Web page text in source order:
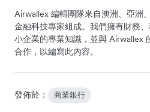
Airwallex 編輯團隊來自澳洲、亞洲
金融科技專家組成。我們擁有財務
小企業的專業知識，並與 Airwallex
合作，以編寫此內容。
發佈於： 商業銀行